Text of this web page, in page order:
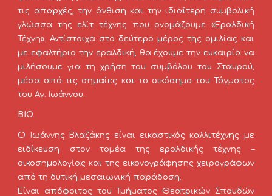
τις απαρχές, την άνθιση και την ιδιαίτερη συμβολική
γλώσσα της ελίτ τέχνης που ονομάζουμε «Εραλδική
Τέχνη». Αντίστοιχα στο δεύτερο μέρος της ομιλίας και
με εφαλτήριο την εραλδική, θα έχουμε την ευκαιρία να
μιλήσουμε για τη χρήση του συμβόλου του Σταυρού,
μέσα από τις σημαίες και το οικόσημο του Τάγματος
του Αγ. Ιωάννου.
ΒΙΟ
Ο Ιωάννης Βλαζάκης είναι εικαστικός καλλιτέχνης με
ειδίκευση στον τομέα της εραλδικής τέχνης –
οικοσημολογίας και της εικονογράφησης χειρογράφων
από τη δυτική μεσαιωνική παράδοση.
Είναι απόφοιτος του Τμήματος Θεατρικών Σπουδών